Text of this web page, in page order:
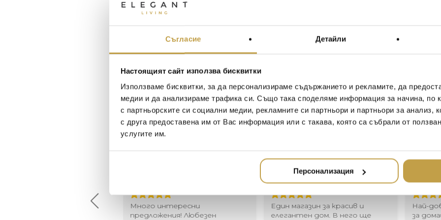
Съгласие Детайли
Настоящият сайт използва бисквитки
Използваме бисквитки, за да персонализираме съдържанието и рекламите, да
медии и да анализираме трафика си. Също така споделяме информация за начина, по
с партньорските си социални медии, рекламните си партньори и партньори за анализ,
с друга предоставена им от Вас информация или с такава, която са събрали от
услугите им.
Персонализация
всичко – от храна до
The Palm Collection is
and the perfectly imperfect
fronds. The warm antique
exude comfortable luxury
“I was having lunch with
looked down to the lawn
all twisted and curled, yet
otherwise perfect
and the bountiful gifts of
food to shelter.” – Michael
Много интересни
предложения! Любезен
Иван Иванов
2020-05-20
Един магазин за красив и
елегантен дом. В него ще
Най-
за